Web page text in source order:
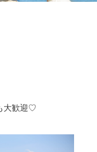
大歓迎♡